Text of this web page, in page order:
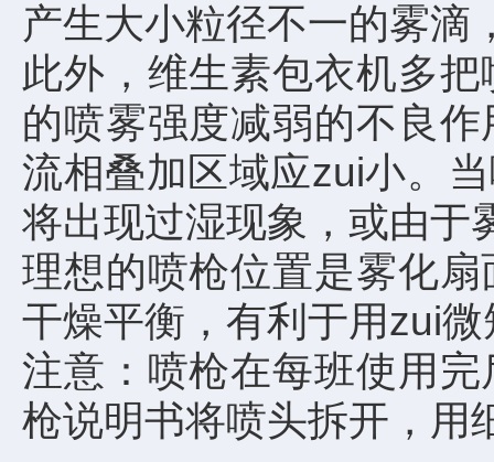
产生大小粒径不一的雾滴
此外，维生素包衣机多
的喷雾强度减弱的不良
流相叠加区域应zui小。
将出现过湿现象，或由于
理想的喷枪位置是雾化
干燥平衡，有利于用zui
注意：喷枪在每班使用
枪说明书将喷头拆开，